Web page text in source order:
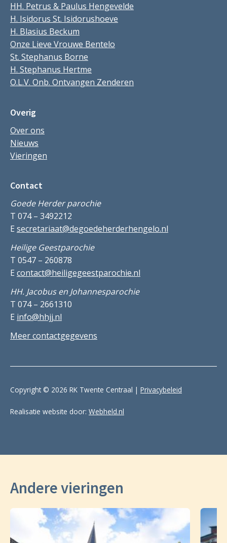
HH. Petrus & Paulus Hengevelde
H. Isidorus St. Isidorushoeve
H. Blasius Beckum
Onze Lieve Vrouwe Bentelo
St. Stephanus Borne
H. Stephanus Hertme
O.L.V. Onb. Ontvangen Zenderen
Overig
Over ons
Nieuws
Vieringen
Contact
Goede Herder parochie
T 074 – 3492212
E secretariaat@degoedeherderhengelo.nl
Heilige Geestparochie
T 0547 – 260878
E contact@heiligegeestparochie.nl
HH. Jacobus en Johannesparochie
T 074 – 2661310
E info@hhjj.nl
Meer contactgegevens
Copyright © 2026 RK Twente Centraal | Privacybeleid
Realisatie website door: Webheld.nl
Andere vieringen